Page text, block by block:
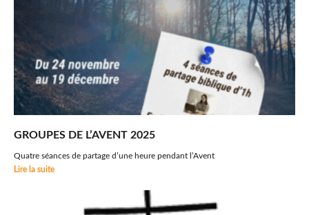
GROUPES DE L’AVENT 2025
Quatre séances de partage d’une heure pendant l’Avent
Lire la suite